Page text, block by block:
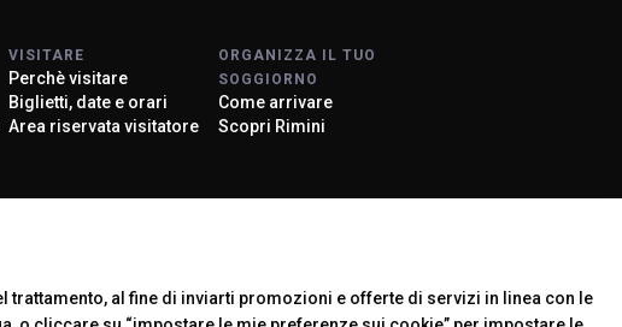
arrow_drop_down
al fine di inviarti promozioni e offerte di servizi in linea con le
VISITARE
Perchè visitare
Biglietti, date e orari
Area riservata visitatore
ORGANIZZA IL TUO
SOGGIORNO
Come arrivare
Scopri Rimini
Carrier